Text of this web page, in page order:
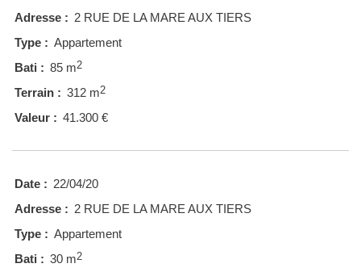
Adresse : 2 RUE DE LA MARE AUX TIERS
Type : Appartement
Bati : 85 m2
Terrain : 312 m2
Valeur : 41.300 €
Date : 22/04/20
Adresse : 2 RUE DE LA MARE AUX TIERS
Type : Appartement
Bati : 30 m2